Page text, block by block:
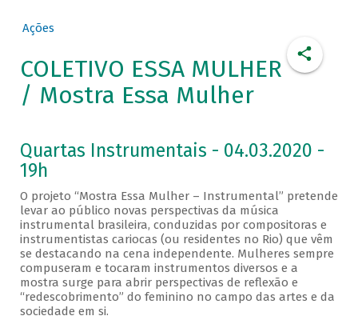
Ações
COLETIVO ESSA MULHER
/ Mostra Essa Mulher
Quartas Instrumentais - 04.03.2020 -
19h
O projeto “Mostra Essa Mulher – Instrumental” pretende
levar ao público novas perspectivas da música
instrumental brasileira, conduzidas por compositoras e
instrumentistas cariocas (ou residentes no Rio) que vêm
se destacando na cena independente. Mulheres sempre
compuseram e tocaram instrumentos diversos e a
mostra surge para abrir perspectivas de reflexão e
“redescobrimento” do feminino no campo das artes e da
sociedade em si.